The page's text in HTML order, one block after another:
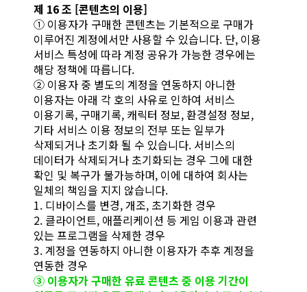
제 16 조 [콘텐츠의 이용]
① 이용자가 구매한 콘텐츠는 기본적으로 구매가
이루어진 계정에서만 사용할 수 있습니다. 단, 이용
서비스 특성에 따라 계정 공유가 가능한 경우에는
해당 정책에 따릅니다.
② 이용자 중 별도의 계정을 연동하지 아니한
이용자는 아래 각 호의 사유로 인하여 서비스
이용기록, 구매기록, 캐릭터 정보, 환경설정 정보,
기타 서비스 이용 정보의 전부 또는 일부가
삭제되거나 초기화 될 수 있습니다. 서비스의
데이터가 삭제되거나 초기화되는 경우 그에 대한
확인 및 복구가 불가능하며, 이에 대하여 회사는
일체의 책임을 지지 않습니다.
1. 디바이스를 변경, 개조, 초기화한 경우
2. 클라이언트, 애플리케이션 등 게임 이용과 관련
있는 프로그램을 삭제한 경우
3. 계정을 연동하지 아니한 이용자가 추후 계정을
연동한 경우
③ 이용자가 구매한 유료 콘텐츠 중 이용 기간이